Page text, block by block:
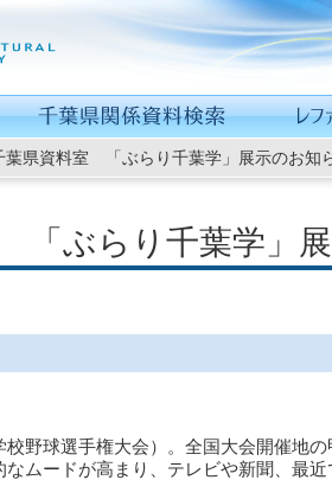
葉県資料室 「ぶらり千葉学」展示のお知
「ぶらり千葉学」
野球選手権大会）。全国大会開催地
ムードが高まり、テレビや新聞、最